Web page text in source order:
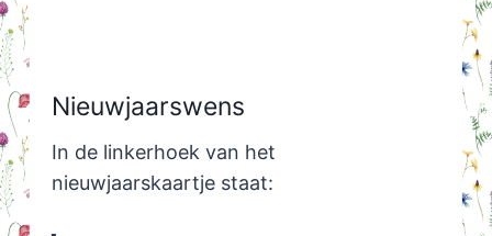
Nieuwjaarswens
In de linkerhoek van het
nieuwjaarskaartje staat: